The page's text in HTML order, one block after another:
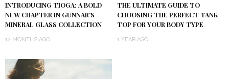
INTRODUCING TIOGA: A BOLD
NEW CHAPTER IN GUNNAR’S
MINERAL GLASS COLLECTION
12 MONTHS AGO
THE ULTIMATE GUIDE TO
CHOOSING THE PERFECT TANK
TOP FOR YOUR BODY TYPE
1 YEAR AGO